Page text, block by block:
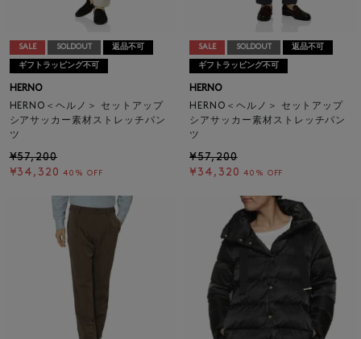
SALE SOLDOUT 返品不可
ギフトラッピング不可
HERNO
HERNO＜ヘルノ＞ セットアップ
シアサッカー素材ストレッチパン
ツ
¥57,200
¥34,320 40% OFF
SALE SOLDOUT 返品不可
ギフトラッピング不可
HERNO
HERNO＜ヘルノ＞ セットアップ
シアサッカー素材ストレッチパン
ツ
¥57,200
¥34,320 40% OFF